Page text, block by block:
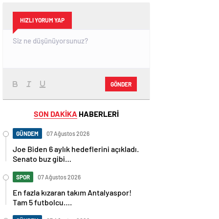
HIZLI YORUM YAP
GÖNDER
SON DAKİKA HABERLERİ
GÜNDEM 07 Ağustos 2026
Joe Biden 6 aylık hedeflerini açıkladı.
Senato buz gibi…
SPOR 07 Ağustos 2026
En fazla kızaran takım Antalyaspor!
Tam 5 futbolcu….